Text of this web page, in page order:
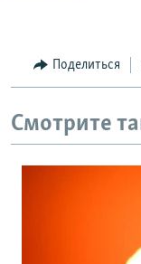
Поделиться
Смотрите